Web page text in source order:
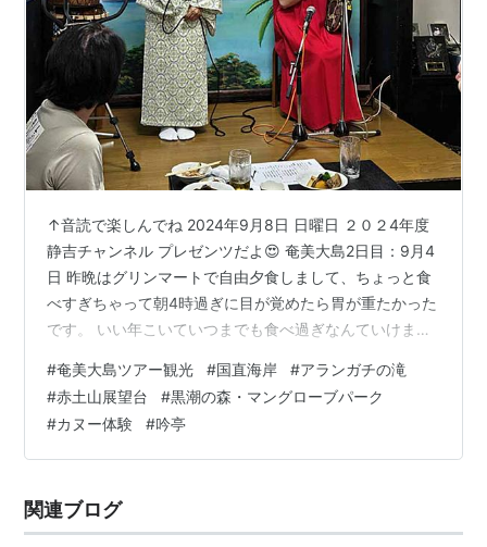
↑音読で楽しんでね 2024年9月8日 日曜日 ２０２4年度
静吉チャンネル プレゼンツだよ😍 奄美大島2日目：9月4
日 昨晩はグリンマートで自由夕食しまして、ちょっと食
べすぎちゃって朝4時過ぎに目が覚めたら胃が重たかった
です。 いい年こいていつまでも食べ過ぎなんていけませ
す。 初日の記事をご覧になってない方は是非初日の記事
もご覧になってみてくださるとうれしいです。 i-
shizukichi.hatenablog.com 奄美大島ツアー観光２日目
奄美大島ツアー観光２日目 ホテルの朝食バイキング 名瀬
#奄美大島ツアー観光 #国直海岸 #アランガチの滝
#赤土山展望台 #黒潮の森・マングローブパーク
#カヌー体験 #吟亭
関連ブログ